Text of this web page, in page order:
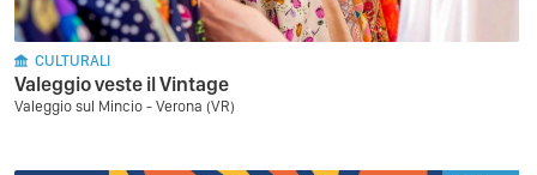
CULTURALI
Valeggio veste il Vintage
Valeggio sul Mincio - Verona (VR)